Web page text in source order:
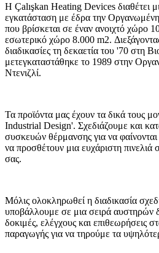
Η Çalışkan Heating Devices διαθέτει
εγκατάσταση με έδρα την
που βρίσκεται σε έναν ανοιχτό χώρο
εσωτερικό χώρο 8.000 m2.
διαδικασίες τη δεκαετία του '70 στη
μετεγκαταστάθηκε το 1989 στην
Ντενιζλί.
Τα προϊόντα μας έχουν τα δικά τους
Industrial Design'. Σχεδιάζουμε και
συσκευών θέρμανσης για να φαίνονται
να προσθέτουν μια ευχάριστη πινελιά
σας.
Μόλις ολοκληρωθεί η διαδικασία
υποβάλλουμε σε μια σειρά αυστηρών
δοκιμές, ελέγχους και επιθεωρήσεις
παραγωγής για να τηρούμε τα